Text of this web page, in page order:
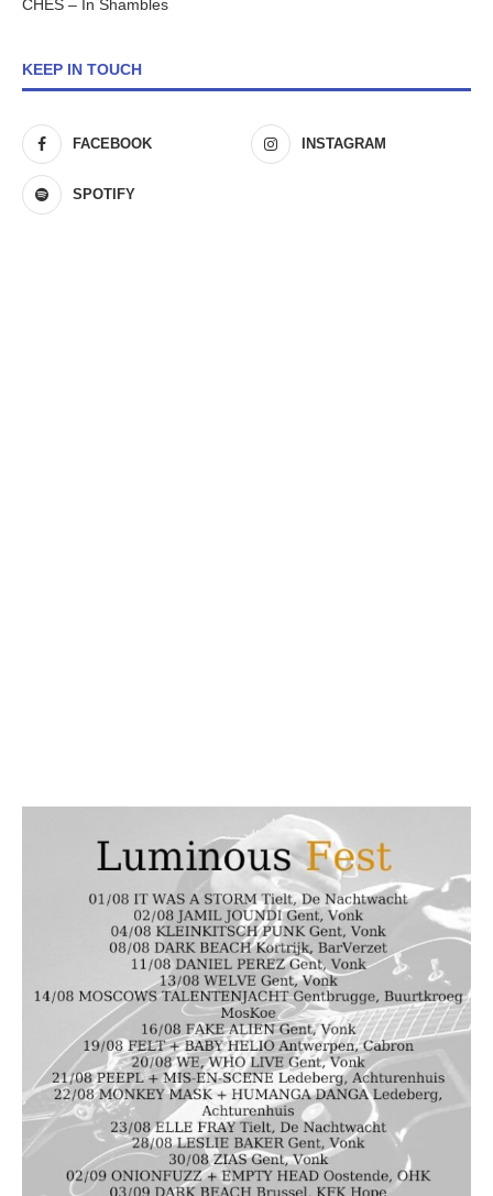
CHES – In Shambles
KEEP IN TOUCH
FACEBOOK INSTAGRAM
SPOTIFY